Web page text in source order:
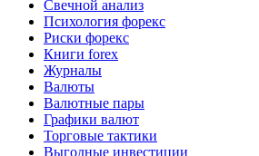
Свечной анализ
Психология форекс
Риски форекс
Книги forex
Журналы
Валюты
Валютные пары
Графики валют
Торговые тактики
Выгодные инвестиции